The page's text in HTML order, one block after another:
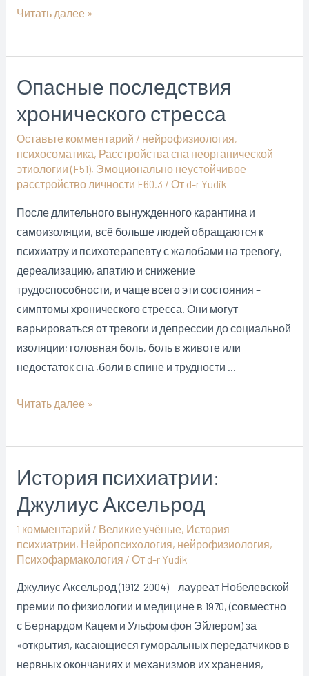
Откуда
буддийской
философии
у
классической
нейрофизиогогии
совершенно
Читать далее »
Опасные последствия
хронического стресса
Оставьте комментарий / нейрофизиология,
психосоматика, Расстройства сна неорганической
этиологии (F51), Эмоционально неустойчивое
расстройство личности F60.3 / От d-r Yudik
После длительного вынужденного карантина и
самоизоляции, всё больше людей обращаются к
психиатру и психотерапевту с жалобами на тревогу,
дереализацию, апатию и снижение
трудоспособности, и чаще всего эти состояния –
симптомы хронического стресса. Они могут
варьироваться от тревоги и депрессии до социальной
изоляции; головная боль, боль в животе или
недостаток сна ,боли в спине и трудности …
Опасные
Читать далее »
История психиатрии:
Джулиус Аксельрод
1 комментарий / Великие учёные, История
психиатрии, Нейропсихология, нейрофизиология,
Психофармакология / От d-r Yudik
Джулиус Аксельрод (1912-2004) – лауреат Нобелевской
премии по физиологии и медицине в 1970, (совместно
с Бернардом Кацем и Ульфом фон Эйлером) за
«открытия, касающиеся гуморальных передатчиков в
нервных окончаниях и механизмов их хранения,